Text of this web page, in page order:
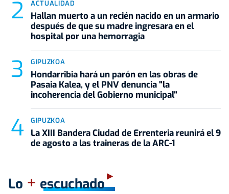
ACTUALIDAD
Hallan muerto a un recién nacido en un armario
después de que su madre ingresara en el
hospital por una hemorragia
GIPUZKOA
Hondarribia hará un parón en las obras de
Pasaia Kalea, y el PNV denuncia "la
incoherencia del Gobierno municipal"
GIPUZKOA
La XIII Bandera Ciudad de Errenteria reunirá el 9
de agosto a las traineras de la ARC-1
Lo + escuchado